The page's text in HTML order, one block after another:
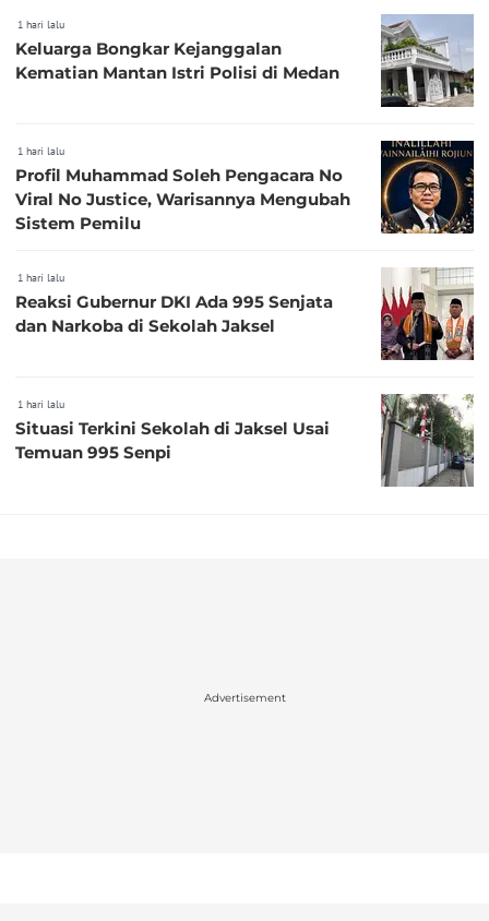
1 hari lalu
Keluarga Bongkar Kejanggalan
Kematian Mantan Istri Polisi di Medan
1 hari lalu
Profil Muhammad Soleh Pengacara No
Viral No Justice, Warisannya Mengubah
Sistem Pemilu
1 hari lalu
Reaksi Gubernur DKI Ada 995 Senjata
dan Narkoba di Sekolah Jaksel
1 hari lalu
Situasi Terkini Sekolah di Jaksel Usai
Temuan 995 Senpi
Advertisement